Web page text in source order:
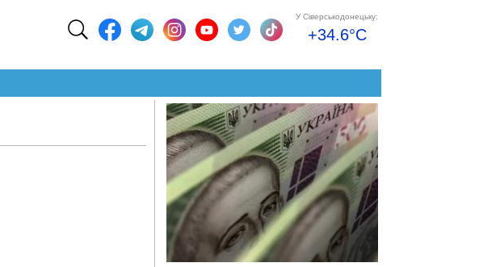
У Сіверськодонецьку:
+34.6°C